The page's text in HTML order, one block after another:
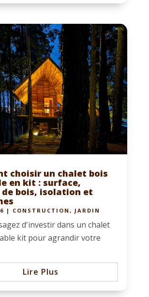
choisir un chalet bois
en kit : surface,
de bois, isolation et
| CONSTRUCTION , JARDIN
d'investir dans un chalet
kit pour agrandir votre
Lire Plus